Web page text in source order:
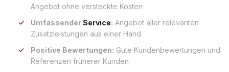
Angebot ohne versteckte Kosten
UmfassenderService: Angebot aller relevanten
Zusatzleistungen aus einer Hand
Positive Bewertungen: Gute Kundenbewertungen und
Referenzen früherer Kunden